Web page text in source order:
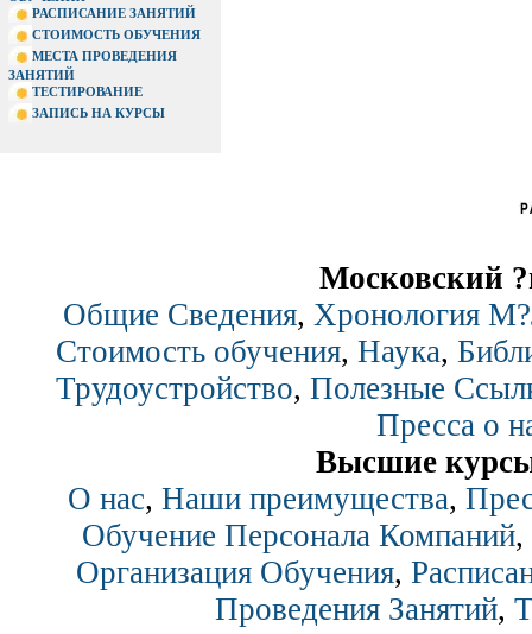
РАСПИСАНИЕ ЗАНЯТИЙ
СТОИМОСТЬ ОБУЧЕНИЯ
МЕСТА ПРОВЕДЕНИЯ
ЗАНЯТИЙ
ТЕСТИРОВАНИЕ
ЗАПИСЬ НА КУРСЫ
Московский
Общие Сведения, Хронология
Стоимость обучения, Наука,
Трудоустройство, Полезные
Пресса о
Высшие
О нас, Наши преимущества,
Обучение Персонала Компаний,
Организация Обучения,
Проведения Занятий,